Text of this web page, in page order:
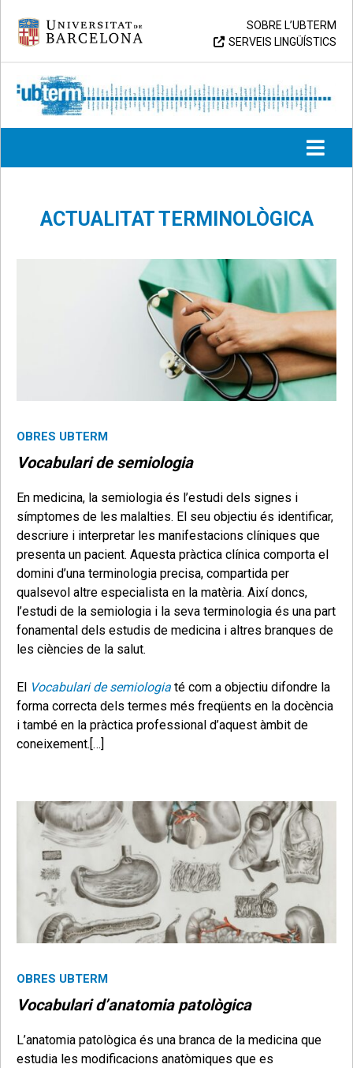
content
Universitat de Barcelona
SOBRE L’UBTERM
SERVEIS LINGÜÍSTICS
UB > UBTERM
ACTUALITAT TERMINOLÒGICA
OBRES UBTERM
Vocabulari de semiologia
En medicina, la semiologia és l’estudi dels signes i
símptomes de les malalties. El seu objectiu és identificar,
descriure i interpretar les manifestacions clíniques que
presenta un pacient. Aquesta pràctica clínica comporta el
domini d’una terminologia precisa, compartida per
qualsevol altre especialista en la matèria. Així doncs,
l’estudi de la semiologia i la seva terminologia és una part
fonamental dels estudis de medicina i altres branques de
les ciències de la salut.
El Vocabulari de semiologia té com a objectiu difondre la
forma correcta dels termes més freqüents en la docència
i també en la pràctica professional d’aquest àmbit de
coneixement.[…]
OBRES UBTERM
Vocabulari d’anatomia patològica
L’anatomia patològica és una branca de la medicina que
estudia les modificacions anatòmiques que es